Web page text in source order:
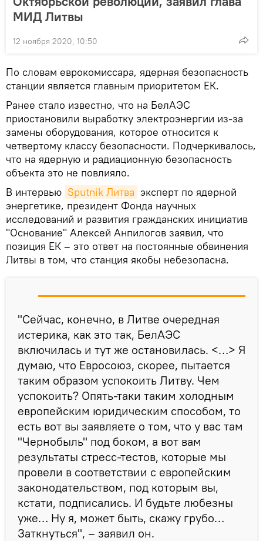
МИД Литвы
12 ноября 2020, 10:50
По словам еврокомиссара, ядерная безопасность
станции является главным приоритетом ЕК.
Ранее стало известно, что на БелАЭС
приостановили выработку электроэнергии из-за
замены оборудования, которое относится к
четвертому классу безопасности. Подчеркивалось,
что на ядерную и радиационную безопасность
объекта это не повлияло.
В интервью Sputnik Литва эксперт по ядерной
энергетике, президент Фонда научных
исследований и развития гражданских инициатив
"Основание" Алексей Анпилогов заявил, что
позиция ЕК – это ответ на постоянные обвинения
Литвы в том, что станция якобы небезопасна.
"Сейчас, конечно, в Литве очередная
истерика, как это так, БелАЭС
включилась и тут же остановилась. <…> Я
думаю, что Евросоюз, скорее, пытается
таким образом успокоить Литву. Чем
успокоить? Опять-таки таким холодным
европейским юридическим способом, то
есть вот вы заявляете о том, что у вас там
"Чернобыль" под боком, а вот вам
результаты стресс-тестов, которые мы
провели в соответствии с европейским
законодательством, под которым вы,
кстати, подписались. И будьте любезны
уже… Ну я, может быть, скажу грубо…
Заткнуться", – заявил он.